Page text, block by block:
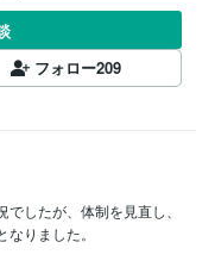
フォロー209
したが、体制を見直し、
りました。